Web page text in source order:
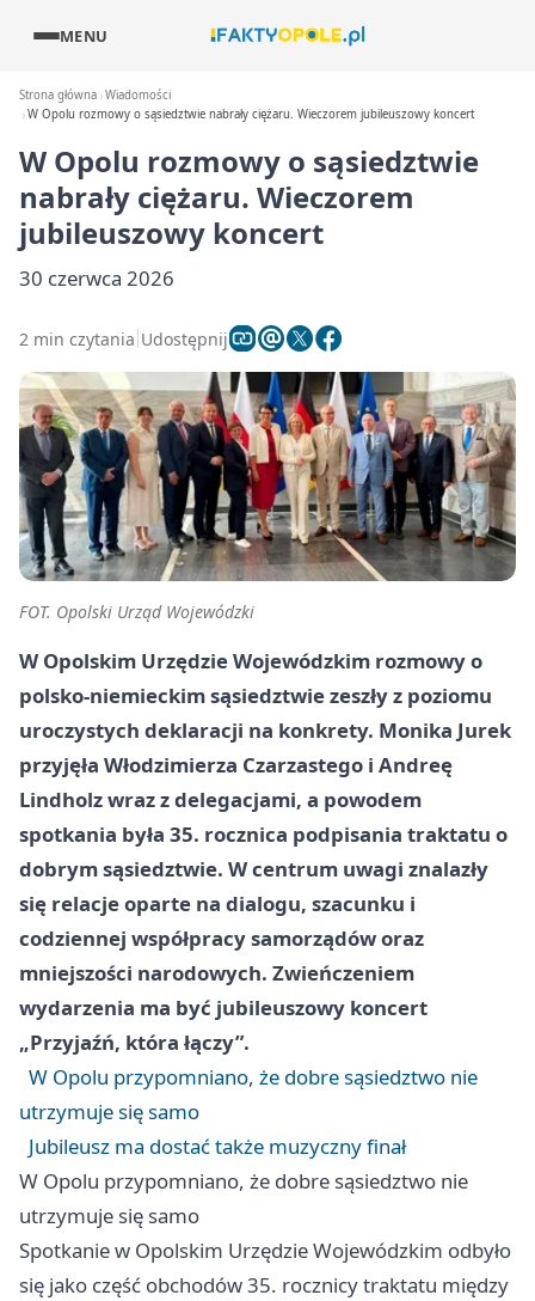
MENU
Strona główna Wiadomości
W Opolu rozmowy o sąsiedztwie nabrały ciężaru. Wieczorem jubileuszowy koncert
W Opolu rozmowy o sąsiedztwie
nabrały ciężaru. Wieczorem
jubileuszowy koncert
30 czerwca 2026
2 min czytania Udostępnij
FOT. Opolski Urząd Wojewódzki
W Opolskim Urzędzie Wojewódzkim rozmowy o
polsko-niemieckim sąsiedztwie zeszły z poziomu
uroczystych deklaracji na konkrety. Monika Jurek
przyjęła Włodzimierza Czarzastego i Andreę
Lindholz wraz z delegacjami, a powodem
spotkania była 35. rocznica podpisania traktatu o
dobrym sąsiedztwie. W centrum uwagi znalazły
się relacje oparte na dialogu, szacunku i
codziennej współpracy samorządów oraz
mniejszości narodowych. Zwieńczeniem
wydarzenia ma być jubileuszowy koncert
„Przyjaźń, która łączy”.
W Opolu przypomniano, że dobre sąsiedztwo nie
utrzymuje się samo
Jubileusz ma dostać także muzyczny finał
W Opolu przypomniano, że dobre sąsiedztwo nie
utrzymuje się samo
Spotkanie w Opolskim Urzędzie Wojewódzkim odbyło
się jako część obchodów 35. rocznicy traktatu między